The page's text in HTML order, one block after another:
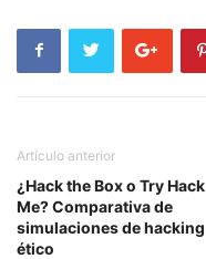
Artículo anterior
¿Hack the Box o Try Hack
Me? Comparativa de
simulaciones de hacking
ético